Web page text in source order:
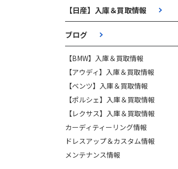
【日産】入庫＆買取情報
ブログ
【BMW】入庫＆買取情報
【アウディ】入庫＆買取情報
【ベンツ】入庫＆買取情報
【ポルシェ】入庫＆買取情報
【レクサス】入庫＆買取情報
カーディティーリング情報
ドレスアップ＆カスタム情報
メンテナンス情報